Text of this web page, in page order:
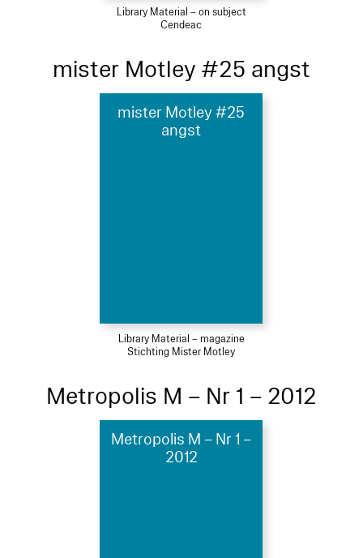
Library Material – on subject
Cendeac
mister Motley #25 angst
mister Motley #25
angst
Library Material – magazine
Stichting Mister Motley
Metropolis M – Nr 1 – 2012
Metropolis M – Nr 1 –
2012